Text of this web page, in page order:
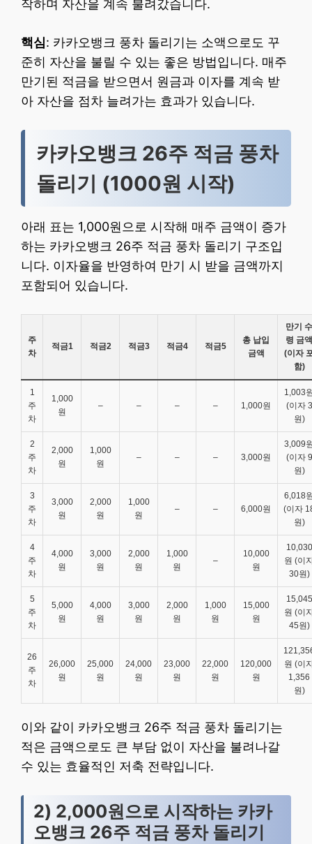
작하며 자산을 계속 불려갔습니다.
핵심: 카카오뱅크 풍차 돌리기는 소액으로도 꾸
준히 자산을 불릴 수 있는 좋은 방법입니다. 매주
만기된 적금을 받으면서 원금과 이자를 계속 받
아 자산을 점차 늘려가는 효과가 있습니다.
카카오뱅크 26주 적금 풍차
돌리기 (1000원 시작)
아래 표는 1,000원으로 시작해 매주 금액이 증가
하는 카카오뱅크 26주 적금 풍차 돌리기 구조입
니다. 이자율을 반영하여 만기 시 받을 금액까지
포함되어 있습니다.
주
차
적금1 적금2 적금3 적금4 적금5
총 납입
금액
만기 수
령 금액
(이자
함)
1
주
차
1,000
원
– – – – 1,000원
1,003
(이자 3
원)
2
주
차
2,000
원
1,000
원
– – – 3,000원
3,009
(이자 9
원)
3
주
차
3,000
원
2,000
원
1,000
원
– – 6,000원
6,018
(이자
원)
4
주
차
4,000
원
3,000
원
2,000
원
1,000
원
–
10,000
원
10,030
원 (이
30원)
5
주
차
5,000
원
4,000
원
3,000
원
2,000
원
1,000
원
15,000
원
15,045
원 (이
45원)
26
주
차
26,000
원
25,000
원
24,000
원
23,000
원
22,000
원
120,000
원
원 (이
1,356
원)
이와 같이 카카오뱅크 26주 적금 풍차 돌리기는
적은 금액으로도 큰 부담 없이 자산을 불려나갈
수 있는 효율적인 저축 전략입니다.
2) 2,000원으로 시작하는 카카
오뱅크 26주 적금 풍차 돌리기